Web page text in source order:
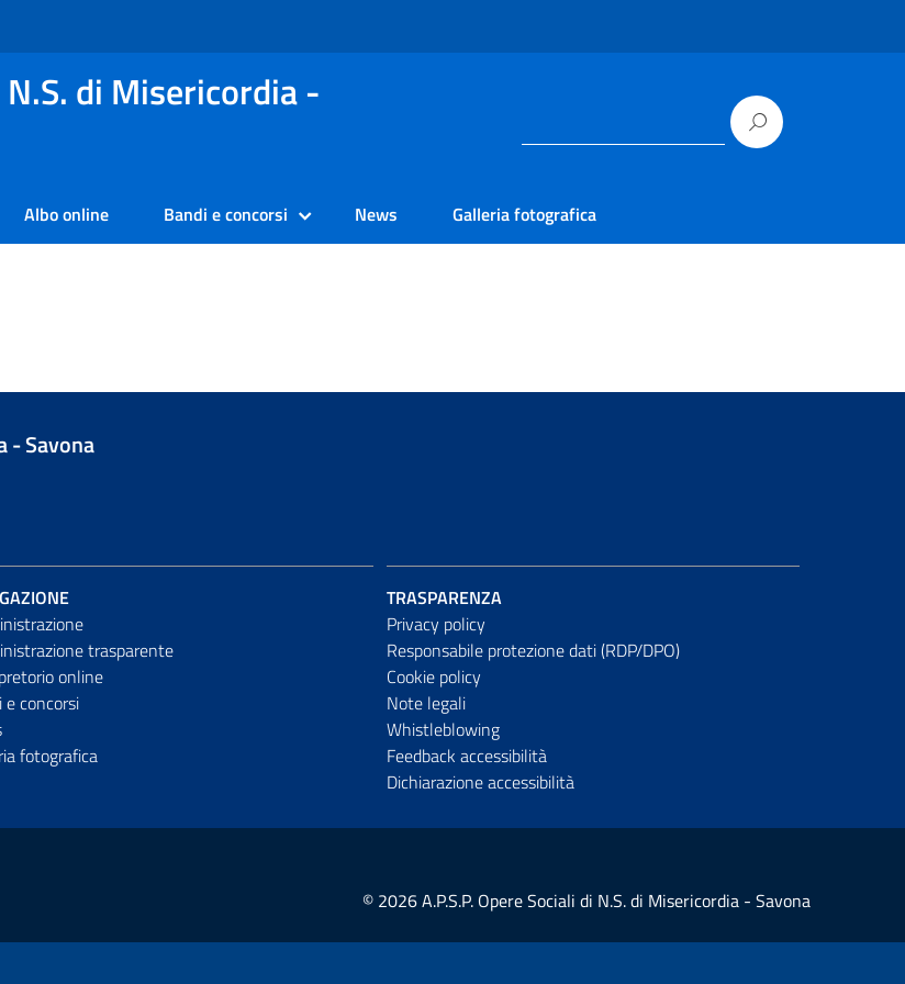
N.S. di Misericordia -
Albo online Bandi e concorsi News Galleria fotografica
- Savona
trasparente
online
e concorsi
fotografica
TRASPARENZA
Privacy policy
Responsabile protezione dati (RDP/DPO)
Cookie policy
Note legali
Whistleblowing
Feedback accessibilità
Dichiarazione accessibilità
© 2026 A.P.S.P. Opere Sociali di N.S. di Misericordia - Savona